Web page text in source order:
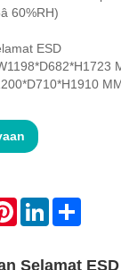
60%RH)
ESD
PinterestLinkedInShare
Selamat ESD